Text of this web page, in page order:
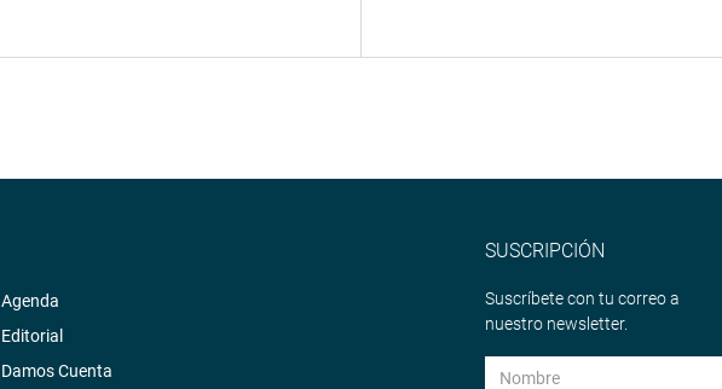
Agenda
Editorial
Damos Cuenta
SUSCRIPCIÓN
Suscríbete con tu correo a
nuestro newsletter.